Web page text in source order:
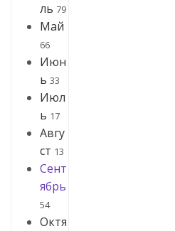
ль 79
Май
66
Июн
ь 33
Июл
ь 17
Авгу
ст 13
Сент
ябрь
54
Октя